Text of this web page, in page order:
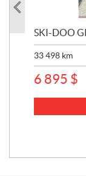
SKI-DOO
33 498 km
6 895 $